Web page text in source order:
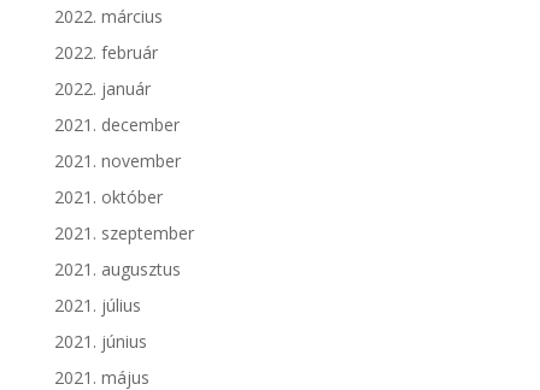
2022. március
2022. február
2022. január
2021. december
2021. november
2021. október
2021. szeptember
2021. augusztus
2021. július
2021. június
2021. május